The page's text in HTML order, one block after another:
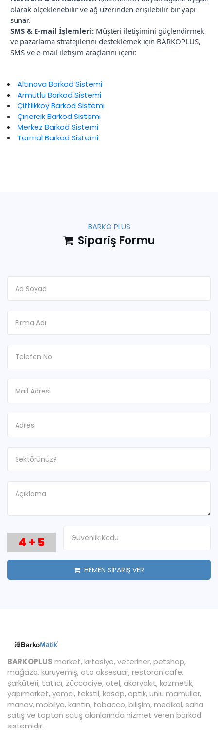
olarak ölçeklenebilir ve ağ üzerinden erişilebilir bir yapı
sunar.
SMS & E-mail İşlemleri:Müşteri iletişimini güçlendirmek
ve pazarlama stratejilerini desteklemek için BARKOPLUS,
SMS ve e-mail iletişim araçlarını içerir.
Altınova Barkod Sistemi
Armutlu Barkod Sistemi
Çiftlikköy Barkod Sistemi
Çınarcık Barkod Sistemi
Merkez Barkod Sistemi
Termal Barkod Sistemi
BARKO PLUS
Sipariş Formu
4 + 5
HEMEN SİPARİŞ VER
BARKOPLUS market, kırtasiye, veteriner, petshop,
mağaza, kuruyemiş, oto aksesuar, restoran cafe,
şarküteri, tatlıcı, züccaciye, otel, akaryakıt, kozmetik,
yapımarket, yemci, tekstil, kasap, optik, unlu mamüller,
manav, mobilya, kantin, tobacco, bilişim, medikal, saha
satış ve toptan satış alanlarında hizmet veren barkod
sistemidir.